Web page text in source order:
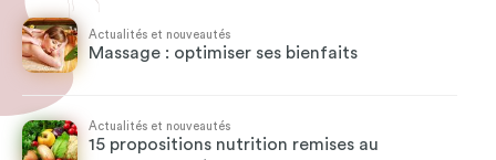
Actualités et nouveautés
Massage : optimiser ses bienfaits
Actualités et nouveautés
15 propositions nutrition remises au